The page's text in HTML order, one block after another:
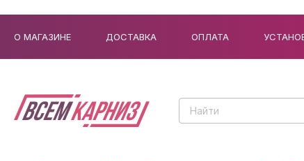
О МАГАЗИНЕ ДОСТАВКА ОПЛАТА